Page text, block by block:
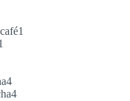
1
44
productos
44